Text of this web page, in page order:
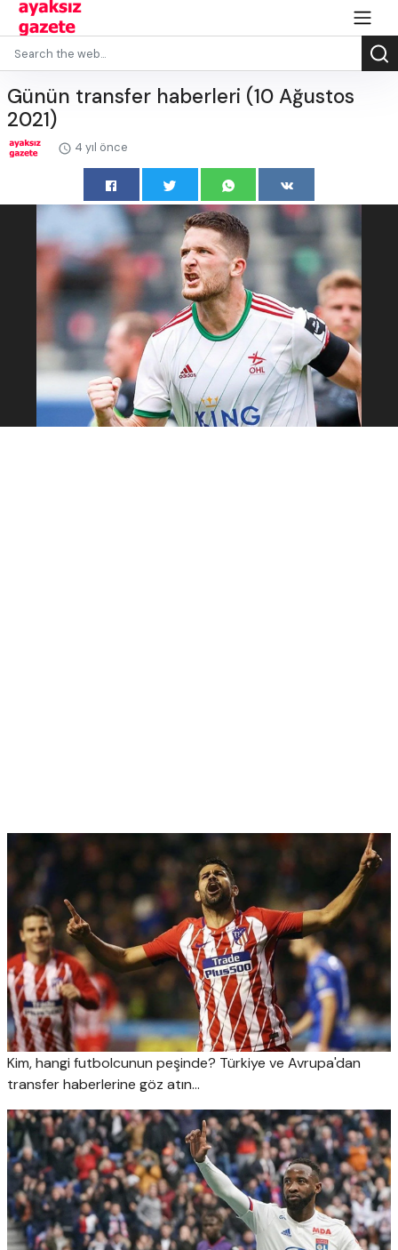
Günün transfer haberleri (10 Ağustos
2021)
4 yıl önce
Kim, hangi futbolcunun peşinde? Türkiye ve Avrupa'dan
transfer haberlerine göz atın...